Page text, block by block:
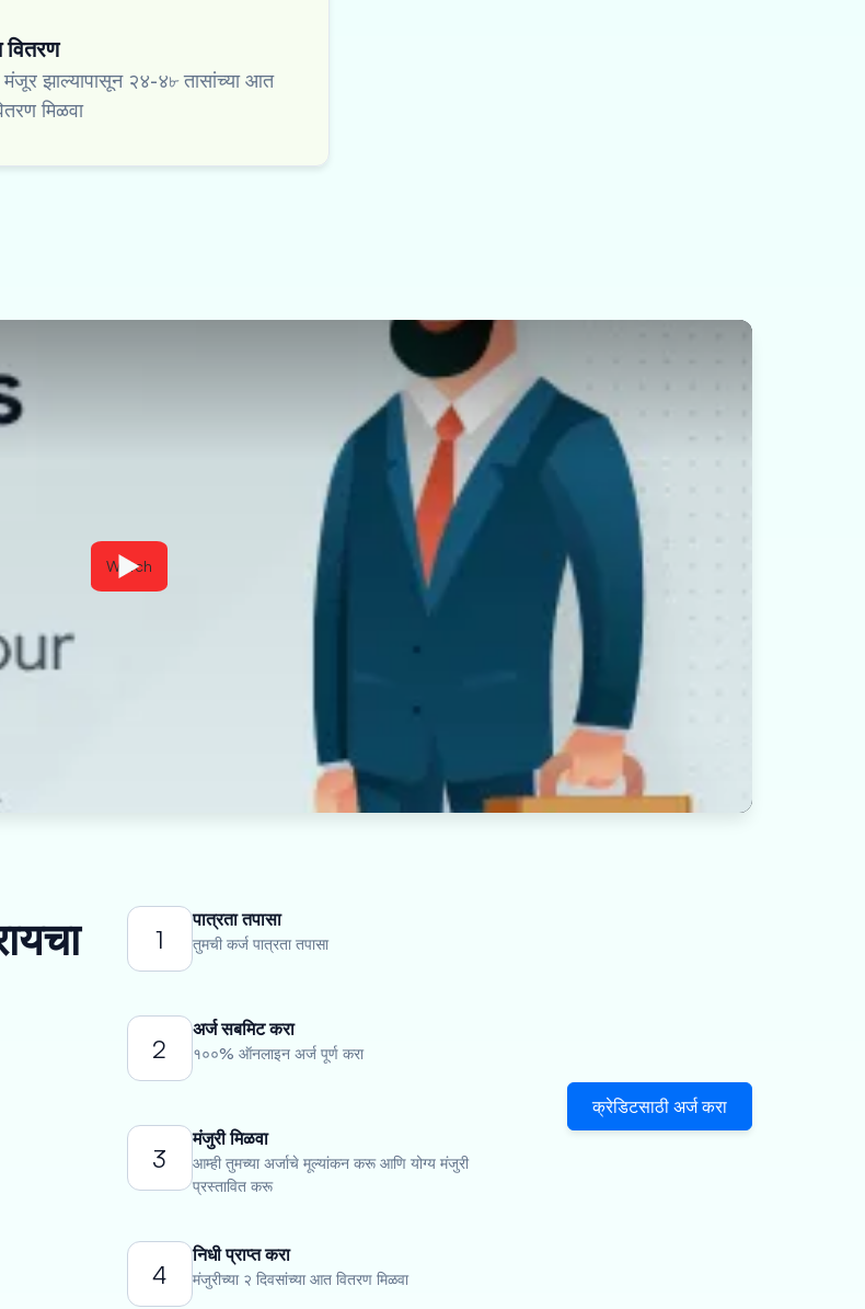
वितरण
झाल्यापासून २४-४৮ तासांच्या आत
मिळवा
Watch
1
पात्रता तपासा
तुमची कर्ज पात्रता तपासा
2
अर्ज सबमिट करा
१००% ऑनलाइन अर्ज पूर्ण करा
3
मंजुरी मिळवा
आम्ही तुमच्या अर्जाचे मूल्यांकन करू आणि योग्य मंजुरी
प्रस्तावित करू
4
निधी प्राप्त करा
मंजुरीच्या २ दिवसांच्या आत वितरण मिळवा
क्रेडिटसाठी अर्ज करा